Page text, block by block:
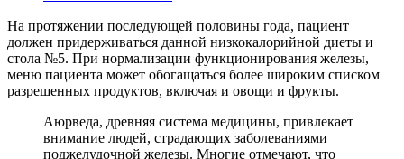
На протяжении последующей половины года, пациент
должен придерживаться данной низкокалорийной диеты и
стола №5. При нормализации функционирования железы,
меню пациента может обогащаться более широким списком
разрешенных продуктов, включая и овощи и фрукты.
Аюрведа, древняя система медицины, привлекает
внимание людей, страдающих заболеваниями
поджелудочной железы. Многие отмечают, что